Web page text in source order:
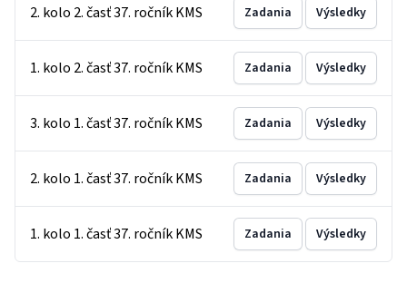
2. kolo 2. časť 37. ročník KMS Zadania Výsledky
1. kolo 2. časť 37. ročník KMS Zadania Výsledky
3. kolo 1. časť 37. ročník KMS Zadania Výsledky
2. kolo 1. časť 37. ročník KMS Zadania Výsledky
1. kolo 1. časť 37. ročník KMS Zadania Výsledky